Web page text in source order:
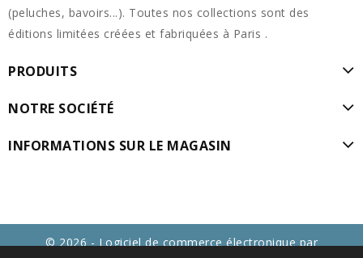
(peluches, bavoirs...). Toutes nos collections sont des
éditions limitées créées et fabriquées à Paris .
PRODUITS
NOTRE SOCIÉTÉ
INFORMATIONS SUR LE MAGASIN
© 2026 - Logiciel de commerce électronique par